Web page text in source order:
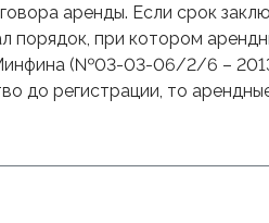
аренды. Если срок
порядок, при котором
(№03-03-06/2/6 –
до регистрации, то